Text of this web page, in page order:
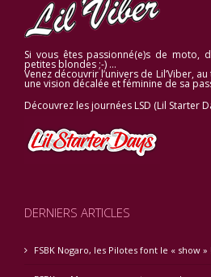
Si vous êtes passionné(e)s de moto,
petites blondes ;-) …
Venez découvrir l’univers de Lil’Viber,
une vision décalée et féminine de sa
Découvrez les journées LSD (Lil Starter
DERNIERS ARTICLES
FSBK Nogaro, les Pilotes font le « show » !